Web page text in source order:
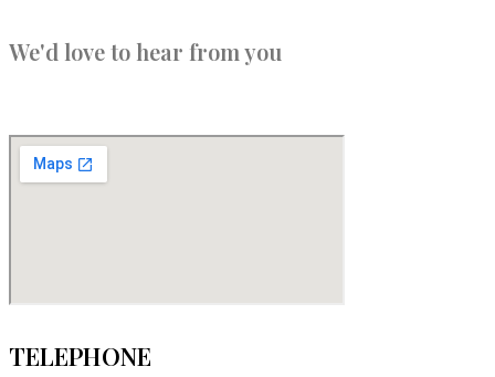
We'd love to hear from you
TELEPHONE